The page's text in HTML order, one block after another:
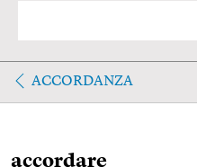
ACCORDANZA
accordare